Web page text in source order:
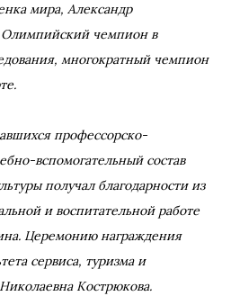
мира, Александр
чемпион в
многократный чемпион
профессорско-
вспомогательный состав
получал благодарности из
и воспитательной работе
Церемонию награждения
сервиса, туризма и
Кострюкова.